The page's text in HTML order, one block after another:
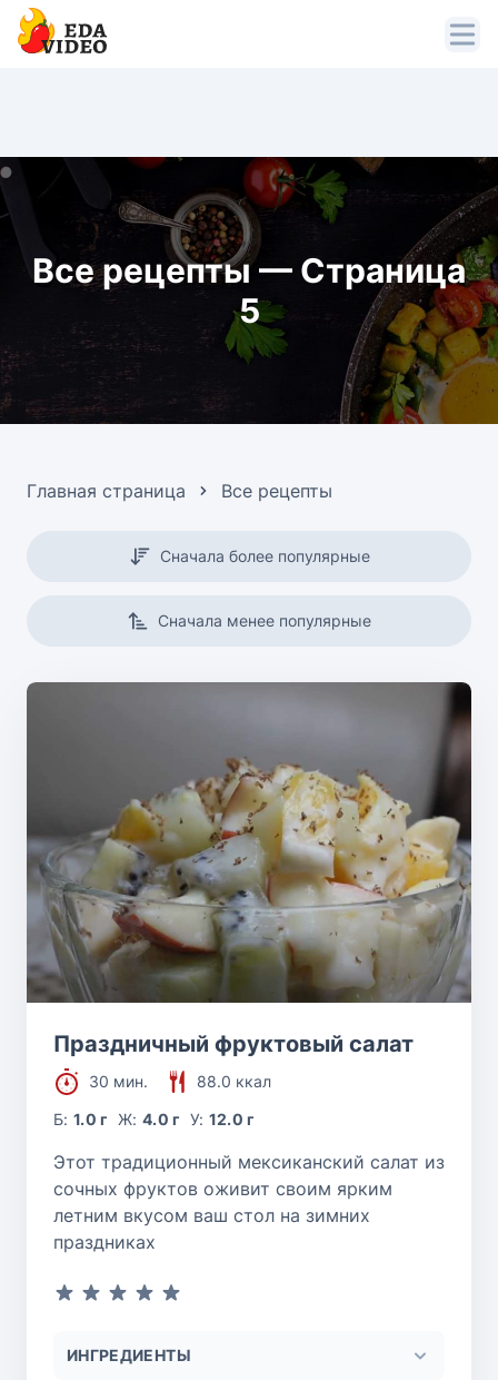
Все рецепты — Страница
5
Главная страница Все рецепты
Сначала более популярные
Сначала менее популярные
Праздничный фруктовый салат
30 мин.
88.0 ккал
Б:1.0 г Ж: 4.0 г У: 12.0 г
Этот традиционный мексиканский салат из
сочных фруктов оживит своим ярким
летним вкусом ваш стол на зимних
праздниках
ИНГРЕДИЕНТЫ